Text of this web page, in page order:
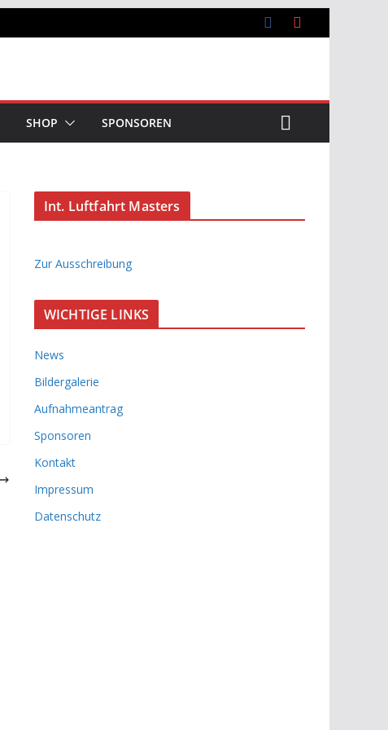
SHOP SPONSOREN
Int. Luftfahrt Masters
Zur Ausschreibung
WICHTIGE LINKS
News
Bildergalerie
Aufnahmeantrag
Sponsoren
Kontakt
Impressum
Datenschutz